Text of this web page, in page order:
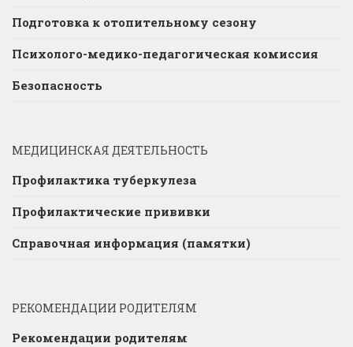
Подготовка к отопительному сезону
Психолого-медико-педагогическая комиссия
Безопасность
МЕДИЦИНСКАЯ ДЕЯТЕЛЬНОСТЬ
Профилактика туберкулеза
Профилактические прививки
Справочная информация (памятки)
РЕКОМЕНДАЦИИ РОДИТЕЛЯМ
Рекомендации родителям